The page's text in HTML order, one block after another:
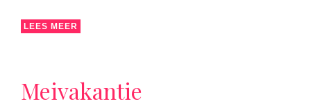
LEES MEER
Meivakantie